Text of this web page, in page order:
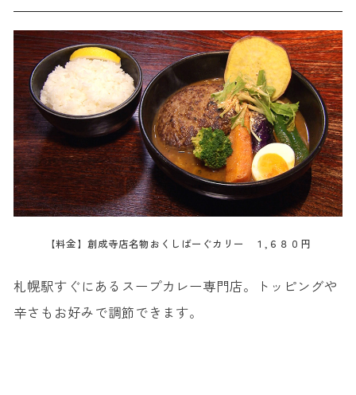
【料金】創成寺店名物おくしばーぐカリー １,６８０円
札幌駅すぐにあるスープカレー専門店。トッピングや
辛さもお好みで調節できます。